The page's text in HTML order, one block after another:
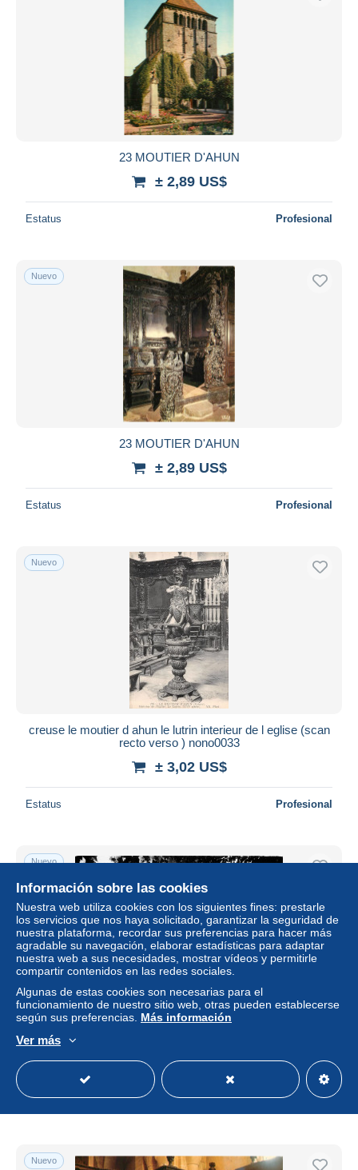
23 MOUTIER D'AHUN
± 2,89 US$
Estatus Profesional
Nuevo
23 MOUTIER D'AHUN
± 2,89 US$
Estatus Profesional
Nuevo
creuse le moutier d ahun le lutrin interieur de l eglise (scan
recto verso ) nono0033
± 3,02 US$
Estatus Profesional
Nuevo
± 3,03 US$
Nuevo
Información sobre las cookies
Nuestra web utiliza cookies con los siguientes fines: prestarle
los servicios que nos haya solicitado, garantizar la seguridad de
nuestra plataforma, recordar sus preferencias para hacer más
agradable su navegación, elaborar estadísticas para adaptar
nuestra web a sus necesidades, mostrar vídeos y permitirle
compartir contenidos en las redes sociales.
Algunas de estas cookies son necesarias para el
funcionamiento de nuestro sitio web, otras pueden establecerse
según sus preferencias. Más información
Ver más